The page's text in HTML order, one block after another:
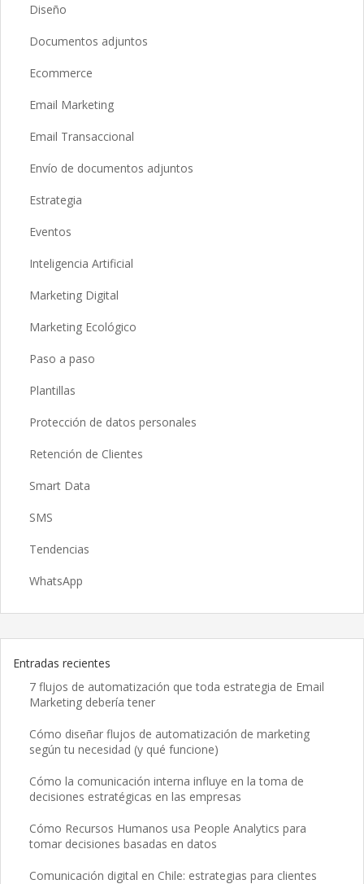
Diseño
Documentos adjuntos
Ecommerce
Email Marketing
Email Transaccional
Envío de documentos adjuntos
Estrategia
Eventos
Inteligencia Artificial
Marketing Digital
Marketing Ecológico
Paso a paso
Plantillas
Protección de datos personales
Retención de Clientes
Smart Data
SMS
Tendencias
WhatsApp
Entradas recientes
7 flujos de automatización que toda estrategia de Email
Marketing debería tener
Cómo diseñar flujos de automatización de marketing
según tu necesidad (y qué funcione)
Cómo la comunicación interna influye en la toma de
decisiones estratégicas en las empresas
Cómo Recursos Humanos usa People Analytics para
tomar decisiones basadas en datos
Comunicación digital en Chile: estrategias para clientes